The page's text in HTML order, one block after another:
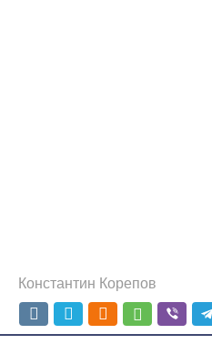
Константин Корепов